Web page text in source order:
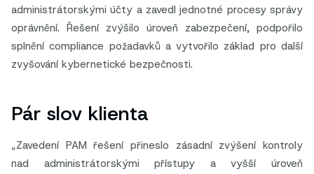
administrátorskými účty a zavedl jednotné procesy správy
oprávnění. Řešení zvýšilo úroveň zabezpečení, podpořilo
splnění compliance požadavků a vytvořilo základ pro další
zvyšování kybernetické bezpečnosti.
Pár slov klienta
„Zavedení PAM řešení přineslo zásadní zvýšení kontroly
nad administrátorskými přístupy a vyšší úroveň